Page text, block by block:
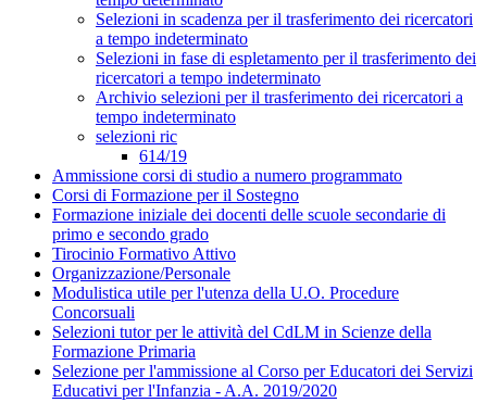
Selezioni in scadenza per il trasferimento dei ricercatori
a tempo indeterminato
Selezioni in fase di espletamento per il trasferimento dei
ricercatori a tempo indeterminato
Archivio selezioni per il trasferimento dei ricercatori a
tempo indeterminato
selezioni ric
614/19
Ammissione corsi di studio a numero programmato
Corsi di Formazione per il Sostegno
Formazione iniziale dei docenti delle scuole secondarie di
primo e secondo grado
Tirocinio Formativo Attivo
Organizzazione/Personale
Modulistica utile per l'utenza della U.O. Procedure
Concorsuali
Selezioni tutor per le attività del CdLM in Scienze della
Formazione Primaria
Selezione per l'ammissione al Corso per Educatori dei Servizi
Educativi per l'Infanzia - A.A. 2019/2020